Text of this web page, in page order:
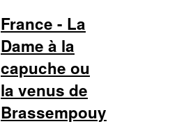
France - La
Dame à la
capuche ou
la venus de
Brassempouy